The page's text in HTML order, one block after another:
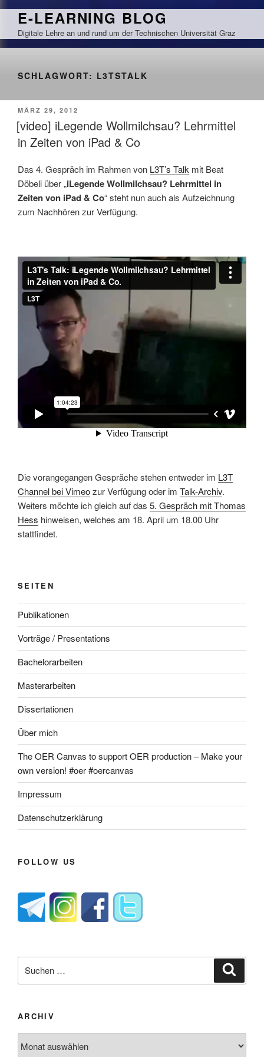
Zum
springen
E-LEARNING BLOG
Digitale Lehre an und rund um der Technischen Universität Graz
SCHLAGWORT: L3TSTALK
VERÖFFENTLICHT
AM
MÄRZ 29, 2012
[video] iLegende Wollmilchsau? Lehrmittel
in Zeiten von iPad & Co
Das 4. Gespräch im Rahmen von L3T’s Talk mit Beat
Döbeli über „iLegende Wollmilchsau? Lehrmittel in
Zeiten von iPad & Co“ steht nun auch als Aufzeichnung
zum Nachhören zur Verfügung.
Die vorangegangen Gespräche stehen entweder im L3T
Channel bei Vimeozur Verfügung oder im Talk-Archiv.
Weiters möchte ich gleich auf das 5. Gespräch mit Thomas
Hess hinweisen, welches am 18. April um 18.00 Uhr
stattfindet.
SEITEN
Publikationen
Vorträge / Presentations
Bachelorarbeiten
Masterarbeiten
Dissertationen
Über mich
The OER Canvas to support OER production – Make your
own version! #oer #oercanvas
Impressum
Datenschutzerklärung
FOLLOW US
nach:
ARCHIV